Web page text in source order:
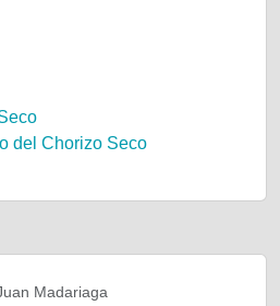
del Chorizo Seco
Madariaga